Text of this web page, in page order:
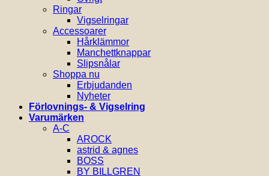
Ringar
Vigselringar
Accessoarer
Hårklämmor
Manchettknappar
Slipsnålar
Shoppa nu
Erbjudanden
Nyheter
Förlovnings- & Vigselring
Varumärken
A-C
AROCK
astrid & agnes
BOSS
BY BILLGREN